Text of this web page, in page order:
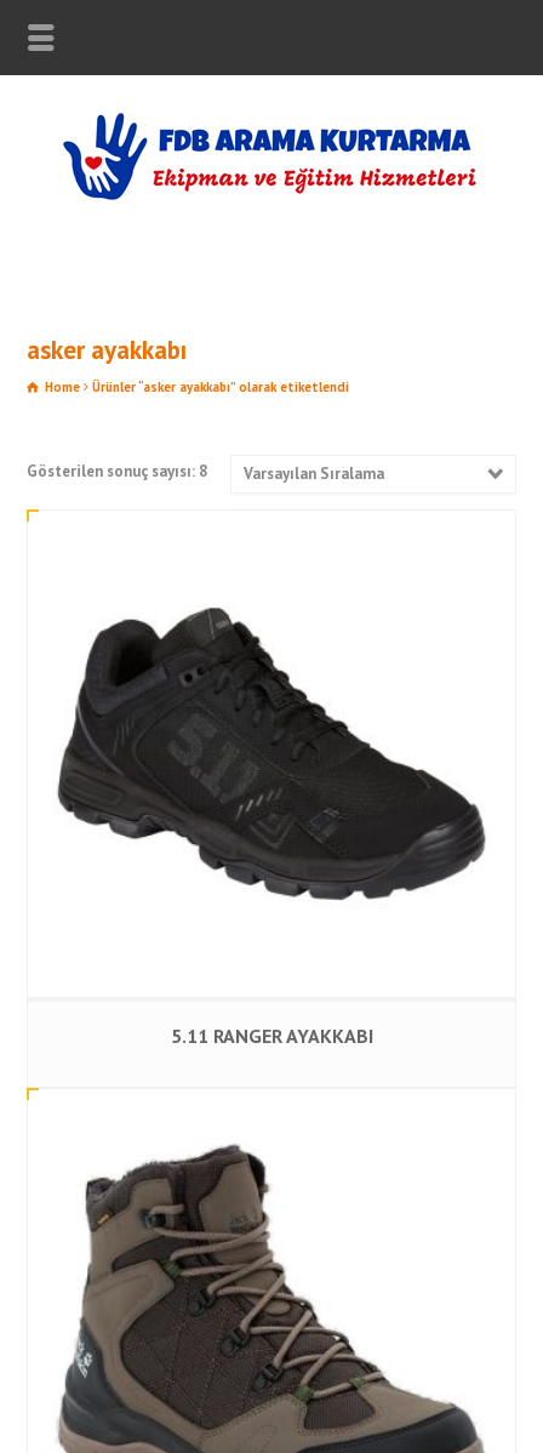
asker ayakkabı
Home Ürünler “asker ayakkabı” olarak etiketlendi
Gösterilen sonuç sayısı: 8 Varsayılan Sıralama
5.11 RANGER AYAKKABI